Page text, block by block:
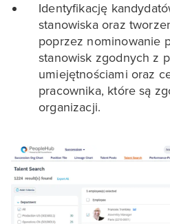
Identyfikację
stanowiska oraz
poprzez nominowanie
stanowisk zgodnych z
umiejętnościami oraz
pracownika, które są
organizacji.